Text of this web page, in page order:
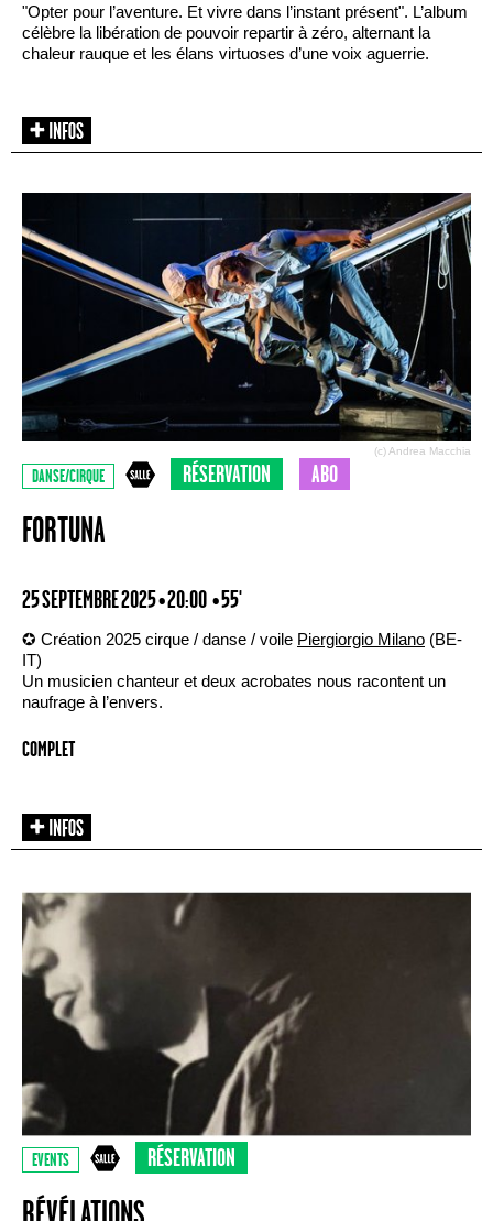
"Opter pour l’aventure. Et vivre dans l’instant présent". L’album
célèbre la libération de pouvoir repartir à zéro, alternant la
chaleur rauque et les élans virtuoses d’une voix aguerrie.
(c) Andrea Macchia
DANSE/CIRQUE RÉSERVATION ABO
FORTUNA
25 SEPTEMBRE 2025 • 20:00 • 55'
✪ Création 2025 cirque / danse / voile Piergiorgio Milano (BE-
IT)
Un musicien chanteur et deux acrobates nous racontent un
naufrage à l’envers.
COMPLET
EVENTS RÉSERVATION